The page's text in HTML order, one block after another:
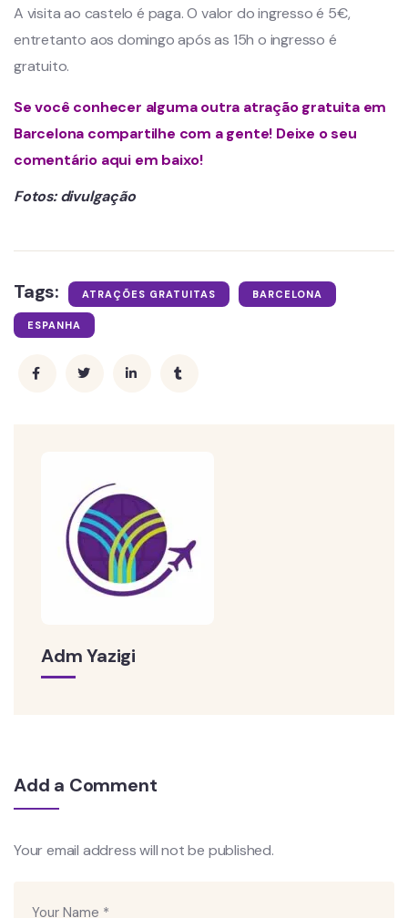
A visita ao castelo é paga. O valor do ingresso é 5€,
entretanto aos domingo após as 15h o ingresso é
gratuito.
Se você conhecer alguma outra atração gratuita em
Barcelona compartilhe com a gente! Deixe o seu
comentário aqui em baixo!
Fotos: divulgação
Tags: ATRAÇÕES GRATUITAS BARCELONA
ESPANHA
Adm Yazigi
Add a Comment
Your email address will not be published.